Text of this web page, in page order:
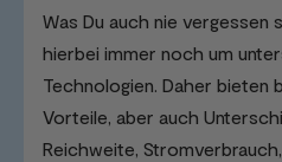
Was Du auch nie vergessen
hierbei immer noch um
Technologien. Daher bieten
Vorteile, aber auch
Reichweite,